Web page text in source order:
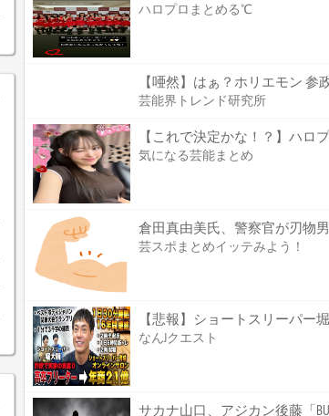
ハロプロまとめる℃
【唖然】はぁ？ホリエモン 参
芸能界トレンド研究所
【これで決定かな！？】ハロ
気になる芸能まとめ
芸スポまとめイッテみよう！
なんJクエスト
サカナ山口、アジカン後藤「